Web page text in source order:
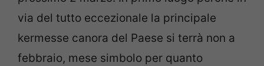
via del tutto eccezionale la principale
kermesse canora del Paese si terrà non a
febbraio, mese simbolo per quanto